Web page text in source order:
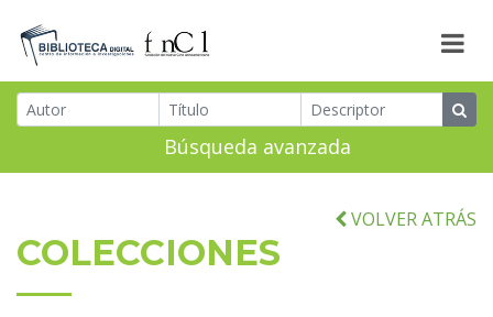
Búsqueda avanzada
VOLVER ATRÁS
COLECCIONES